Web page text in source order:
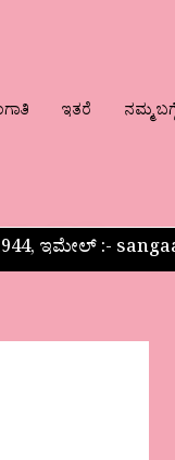
ಇತರೆ ನಮ್ಮ
ಇಮೇಲ್ :-